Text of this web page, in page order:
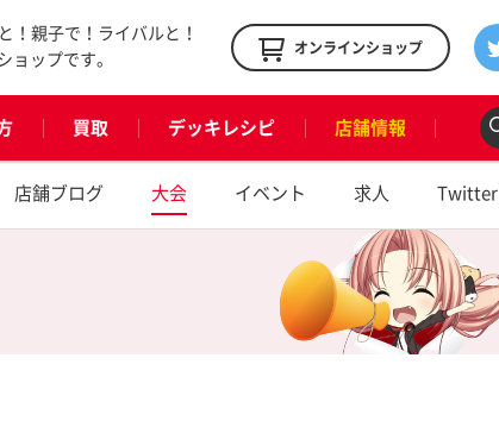
！親子で！ライバルと！
ップです。
オンラインショップ
買取 デッキレシピ 店舗情報
店舗ブログ 大会 イベント 求人 Twitter